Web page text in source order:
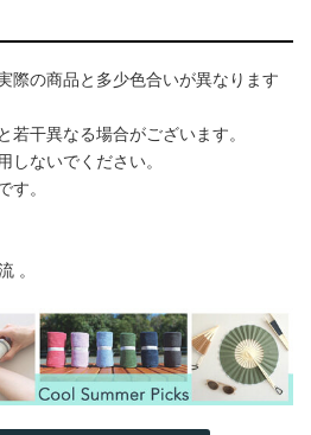
際の商品と多少色合いが異なります
若干異なる場合がございます。
しないでください。
す。
。